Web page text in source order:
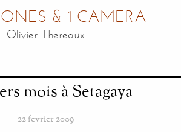
& 1 CAMERA
Olivier Thereaux
mois à Setagaya
22 fevrier 2009